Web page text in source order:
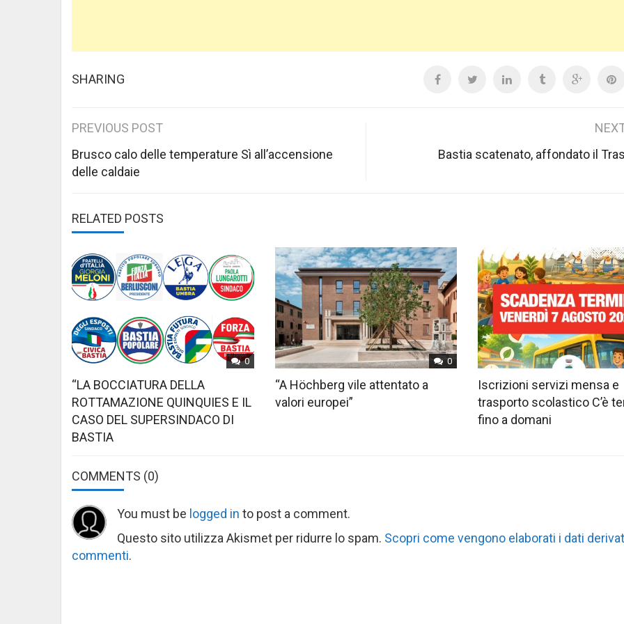
SHARING
Post
navigation
PREVIOUS POST
Brusco calo delle temperature Sì all’accensione
delle caldaie
Bastia scatenato, affondato il
RELATED POSTS
0
“LA BOCCIATURA DELLA
ROTTAMAZIONE QUINQUIES E IL
CASO DEL SUPERSINDACO DI
BASTIA
0
“A Höchberg vile attentato a
valori europei”
Iscrizioni servizi mensa e
trasporto scolastico C’è
fino a domani
COMMENTS (0)
You must be logged in to post a comment.
Questo sito utilizza Akismet per ridurre lo spam. Scopri come vengono elaborati i dati
commenti.